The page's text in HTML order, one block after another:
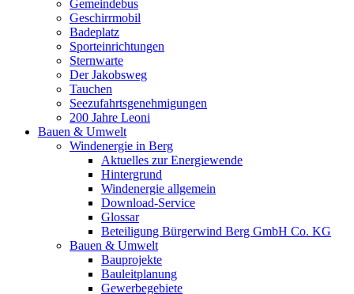
Gemeindebus
Geschirrmobil
Badeplatz
Sporteinrichtungen
Sternwarte
Der Jakobsweg
Tauchen
Seezufahrtsgenehmigungen
200 Jahre Leoni
Bauen & Umwelt
Windenergie in Berg
Aktuelles zur Energiewende
Hintergrund
Windenergie allgemein
Download-Service
Glossar
Beteiligung Bürgerwind Berg GmbH Co. KG
Bauen & Umwelt
Bauprojekte
Bauleitplanung
Gewerbegebiete